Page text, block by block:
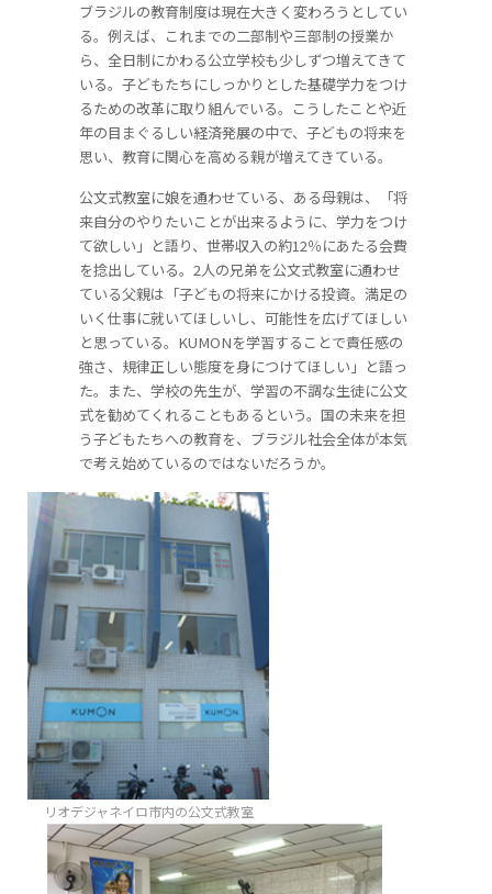
ブラジルの教育制度は現在大きく変わろうとしてい
る。例えば、これまでの二部制や三部制の授業か
ら、全日制にかわる公立学校も少しずつ増えてきて
いる。子どもたちにしっかりとした基礎学力をつけ
るための改革に取り組んでいる。こうしたことや近
年の目まぐるしい経済発展の中で、子どもの将来を
思い、教育に関心を高める親が増えてきている。
公文式教室に娘を通わせている、ある母親は、「将
来自分のやりたいことが出来るように、学力をつけ
て欲しい」と語り、世帯収入の約12％にあたる会費
を捻出している。2人の兄弟を公文式教室に通わせ
ている父親は「子どもの将来にかける投資。満足の
いく仕事に就いてほしいし、可能性を広げてほしい
と思っている。KUMONを学習することで責任感の
強さ、規律正しい態度を身につけてほしい」と語っ
た。また、学校の先生が、学習の不調な生徒に公文
式を勧めてくれることもあるという。国の未来を担
う子どもたちへの教育を、ブラジル社会全体が本気
で考え始めているのではないだろうか。
リオデジャネイロ市内の公文式教室